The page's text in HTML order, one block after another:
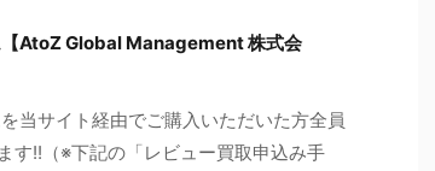
【AtoZ Global Management 株式会
当サイト経由でご購入いただいた方全員
す!!（※下記の「レビュー買取申込み手